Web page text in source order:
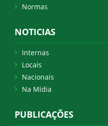
Normas
NOTICIAS
Internas
Locais
Nacionais
Na Mídia
PUBLICAÇÕES